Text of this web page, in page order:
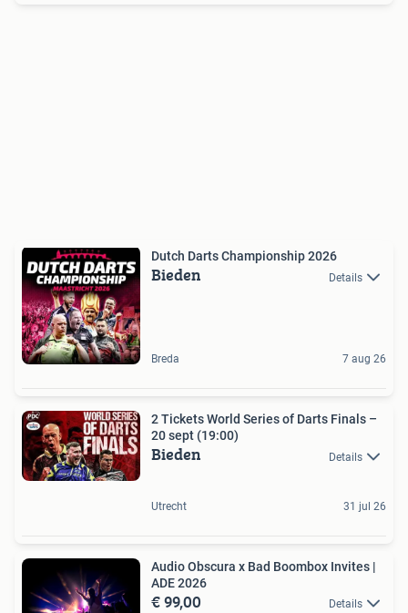
Dutch Darts Championship 2026
Bieden Details
Breda 7 aug 26
2 Tickets World Series of Darts Finals –
20 sept (19:00)
Bieden Details
Utrecht 31 jul 26
Audio Obscura x Bad Boombox Invites |
ADE 2026
€ 99,00 Details